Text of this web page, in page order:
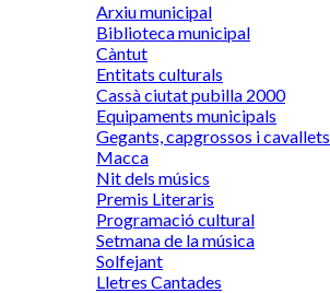
Arxiu municipal
Biblioteca municipal
Càntut
Entitats culturals
Cassà ciutat pubilla 2000
Equipaments municipals
Gegants, capgrossos i cavallets
Macca
Nit dels músics
Premis Literaris
Programació cultural
Setmana de la música
Solfejant
Lletres Cantades